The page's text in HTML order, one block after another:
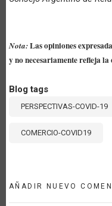
Nota:Las opiniones
y no necesariamente refleja
Blog tags
PERSPECTIVAS-COVID-19
COMERCIO-COVID19
AÑADIR NUEVO